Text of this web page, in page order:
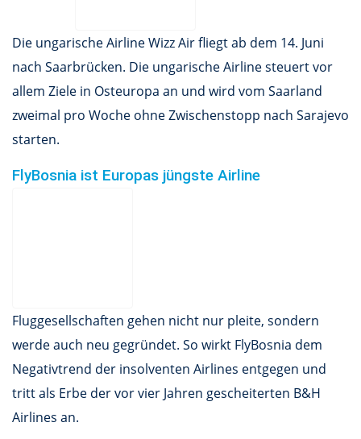
Die ungarische Airline Wizz Air fliegt ab dem 14. Juni
nach Saarbrücken. Die ungarische Airline steuert vor
allem Ziele in Osteuropa an und wird vom Saarland
zweimal pro Woche ohne Zwischenstopp nach Sarajevo
starten.
FlyBosnia ist Europas jüngste Airline
Fluggesellschaften gehen nicht nur pleite, sondern
werde auch neu gegründet. So wirkt FlyBosnia dem
Negativtrend der insolventen Airlines entgegen und
tritt als Erbe der vor vier Jahren gescheiterten B&H
Airlines an.